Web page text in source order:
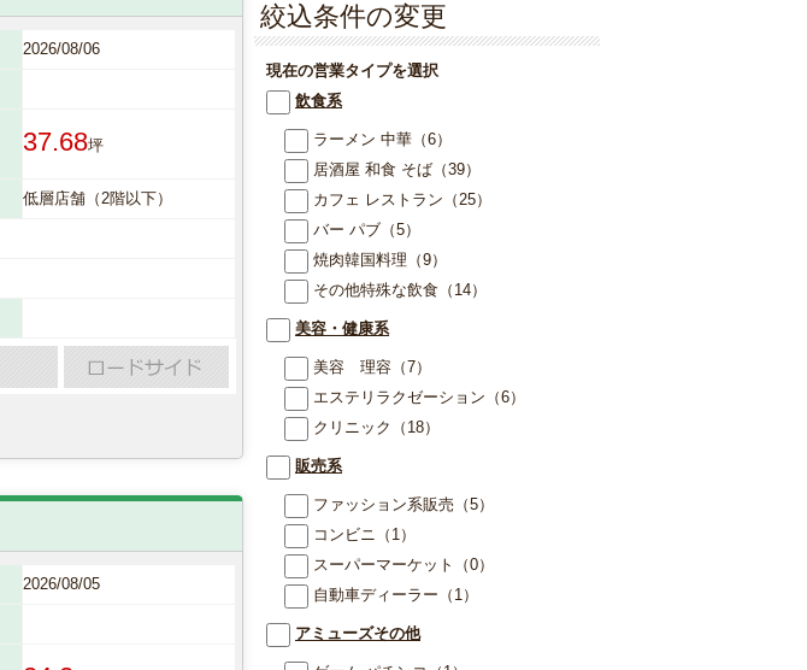
2026/08/06
37.68坪
低層店舗（2階以下）
2026/08/05
絞込条件の変更
現在の営業タイプを選択
飲食系
ラーメン 中華 （6）
居酒屋 和食 そば （39）
カフェ レストラン （25）
バー パブ （5）
焼肉韓国料理 （9）
その他特殊な飲食 （14）
美容・健康系
美容 理容 （7）
エステリラクゼーション （6）
クリニック
（18）
販売系
ファッション系販売 （5）
コンビニ （1）
スーパーマーケット
（0）
自動車ディーラー （1）
アミューズその他